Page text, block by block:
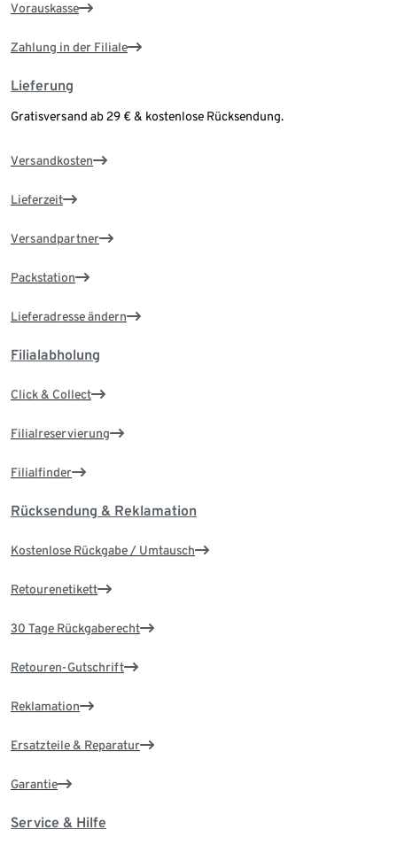
Vorauskasse
Zahlung in der Filiale
Lieferung
Gratisversand ab 29 € & kostenlose Rücksendung.
Versandkosten
Lieferzeit
Versandpartner
Packstation
Lieferadresse ändern
Filialabholung
Click & Collect
Filialreservierung
Filialfinder
Rücksendung & Reklamation
Kostenlose Rückgabe / Umtausch
Retourenetikett
30 Tage Rückgaberecht
Retouren-Gutschrift
Reklamation
Ersatzteile & Reparatur
Garantie
Service & Hilfe